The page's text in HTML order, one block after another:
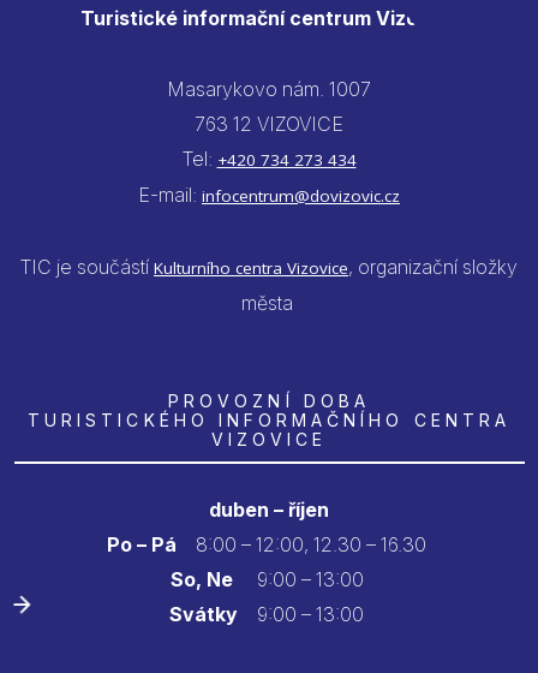
Turistické informační centrum Vizovice
Masarykovo nám. 1007
763 12 VIZOVICE
Tel: +420 734 273 434
E-mail: infocentrum@dovizovic.cz
TIC je součástí Kulturního centra Vizovice, organizační složky
města
PROVOZNÍ DOBA
TURISTICKÉHO INFORMAČNÍHO CENTRA
VIZOVICE
duben – říjen
Po – Pá
8:00 – 12:00, 12.30 – 16.30
So, Ne9:00 – 13:00
Svátky 9:00 – 13:00